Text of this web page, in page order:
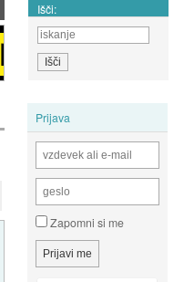
Išči:
Prijava
Zapomni si me